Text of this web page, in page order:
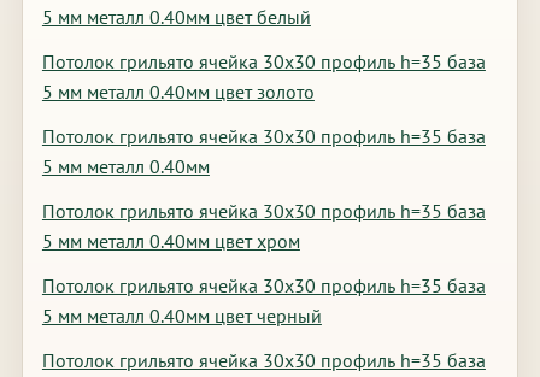
5 мм металл 0.40мм цвет белый
Потолок грильято ячейка 30х30 профиль h=35 база
5 мм металл 0.40мм цвет золото
Потолок грильято ячейка 30х30 профиль h=35 база
5 мм металл 0.40мм
Потолок грильято ячейка 30х30 профиль h=35 база
5 мм металл 0.40мм цвет хром
Потолок грильято ячейка 30х30 профиль h=35 база
5 мм металл 0.40мм цвет черный
Потолок грильято ячейка 30х30 профиль h=35 база